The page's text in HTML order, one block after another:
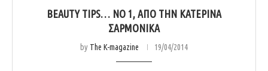
BEAUTY TIPS… NO 1, ΑΠΌ ΤΗΝ ΚΑΤΕΡΊΝΑ
ΣΑΡΜΟΝΙΚΆ
by The K-magazine 19/04/2014